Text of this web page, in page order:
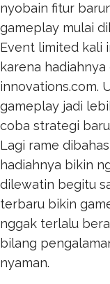
nyobain fitur
gameplay mulai
Event limited kali
karena
innovations.com.
gameplay jadi
coba strategi
Lagi rame
hadiahnya bikin
dilewatin begitu
terbaru bikin
nggak terlalu
bilang
nyaman.